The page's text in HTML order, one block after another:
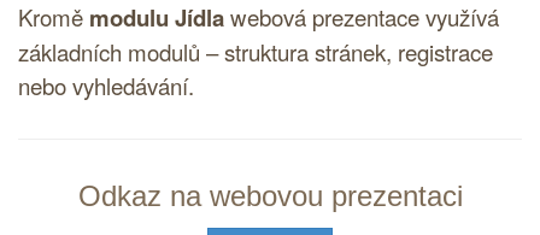
Kromě modulu Jídlawebová prezentace využívá
základních modulů – struktura stránek, registrace
nebo vyhledávání.
Odkaz na webovou prezentaci